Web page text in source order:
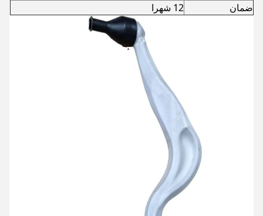
ضمان
12 شهرا